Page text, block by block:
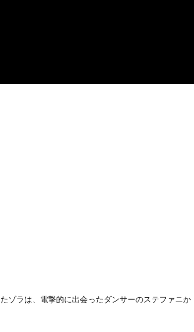
ゾラは、電撃的に出会ったダンサーのステファニか